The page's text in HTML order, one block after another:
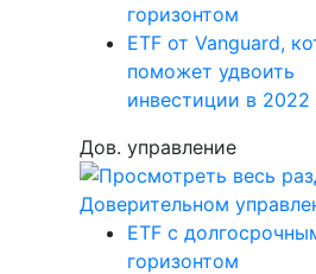
горизонтом
ETF от Vanguard,
поможет удвоить
инвестиции в 2022
Дов. управление
ETF с
горизонтом